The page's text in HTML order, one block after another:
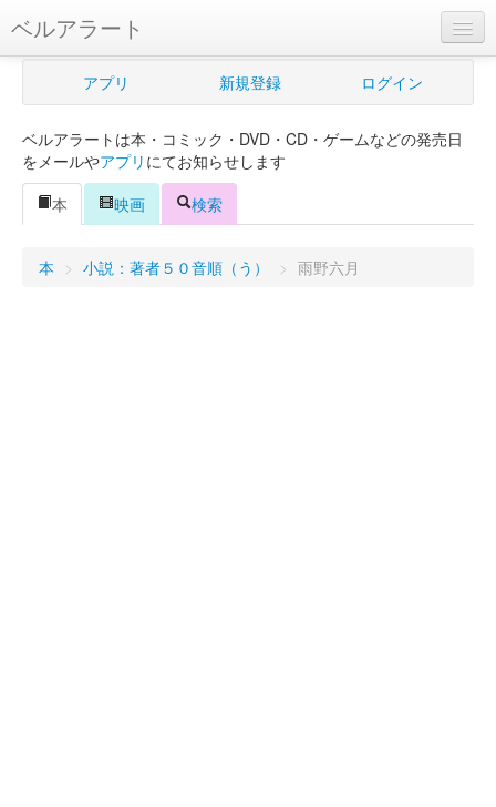
ベルアラート
ベルアラートとは
新規登録
ログイン
アプリ 新規登録 ログイン
ベルアラートは本・コミック・DVD・CD・ゲームなどの発売日
をメールやアプリ にてお知らせします
本
映画 検索
本 > 小説：著者５０音順（う） > 雨野六月